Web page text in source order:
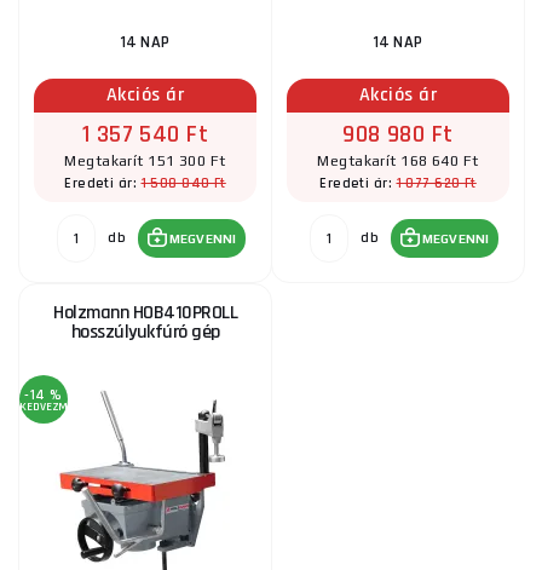
14 NAP
Akciós ár
1 357 540 Ft
Megtakarít 151 300 Ft
Eredeti ár:1 508 840 Ft
db MEGVENNI
14 NAP
Akciós ár
908 980 Ft
Megtakarít 168 640 Ft
Eredeti ár:1 077 620 Ft
db MEGVENNI
Holzmann HOB410PROLL
hosszúlyukfúró gép
-14 %
KEDVEZMÉNY